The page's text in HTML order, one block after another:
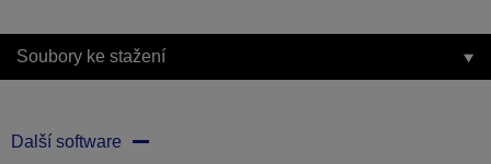
Soubory ke stažení
Další software